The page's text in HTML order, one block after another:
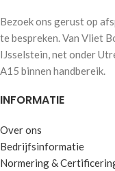
Bezoek ons gerust op
te bespreken. Van Vliet
IJsselstein, net onder
A15 binnen handbereik.
INFORMATIE
Over ons
Bedrijfsinformatie
Normering &